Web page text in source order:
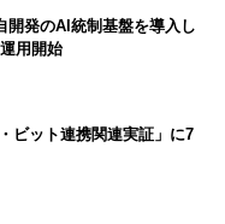
開発のAI統制基盤を導入し
用開始
ビット連携関連実証」に7